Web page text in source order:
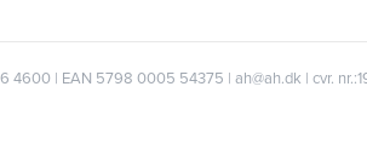
| EAN 5798 0005 54375 | ah@ah.dk | cvr.